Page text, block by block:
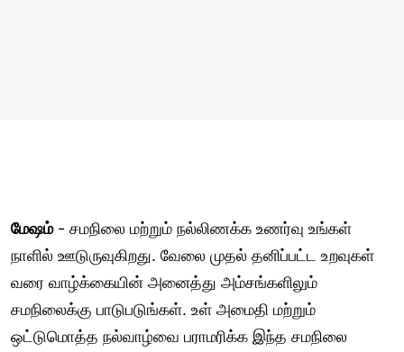
மேஷம்- சமநிலை மற்றும் நல்லிணக்க உணர்வு உங்கள்
நாளில் ஊடுருவுகிறது. வேலை முதல் தனிப்பட்ட உறவுகள்
வரை வாழ்க்கையின் அனைத்து அம்சங்களிலும்
சமநிலைக்கு பாடுபடுங்கள். உள் அமைதி மற்றும்
ஒட்டுமொத்த நல்வாழ்வை பராமரிக்க இந்த சமநிலை